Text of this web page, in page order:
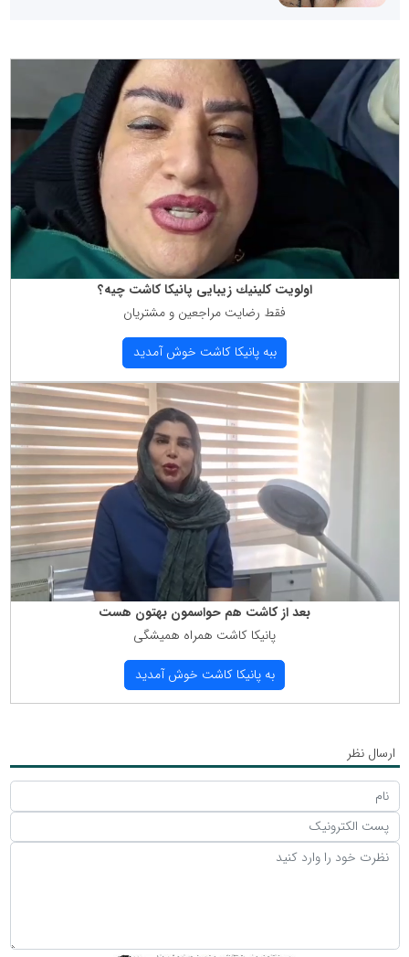
اولویت كلینیك زیبایی پانیكا كاشت چیه؟
فقط رضایت مراجعین و مشتریان
ببه پانیكا كاشت خوش آمدید
بعد از كاشت هم حواسمون بهتون هست
پانیكا كاشت همراه همیشگی
به پانیكا كاشت خوش آمدید
ارسال نظر